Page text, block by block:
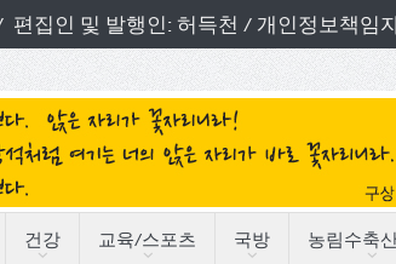
집인 및 발행인: 허득천 / 개인정보책임
건강 교육/스포츠 국방 농림수축